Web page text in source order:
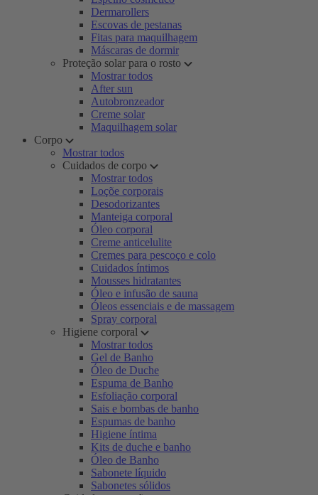
Dermarollers
Escovas de pestanas
Fitas para maquilhagem
Máscaras de dormir
Proteção solar para o rosto
Mostrar todos
After sun
Autobronzeador
Creme solar
Maquilhagem solar
Corpo
Mostrar todos
Cuidados de corpo
Mostrar todos
Loçõe corporais
Desodorizantes
Manteiga corporal
Óleo corporal
Creme anticelulite
Cremes para pescoço e colo
Cuidados íntimos
Mousses hidratantes
Óleo e infusão de sauna
Óleos essenciais e de massagem
Spray corporal
Higiene corporal
Mostrar todos
Gel de Banho
Óleo de Duche
Espuma de Banho
Esfoliação corporal
Sais e bombas de banho
Espumas de banho
Higiene íntima
Kits de duche e banho
Óleo de Banho
Sabonete líquido
Sabonetes sólidos